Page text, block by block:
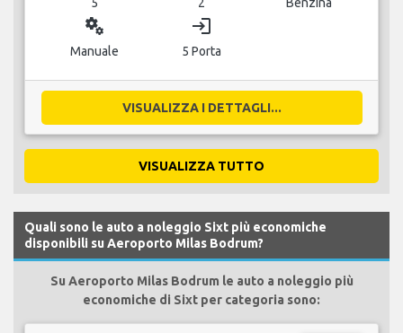
miscellaneous_services
Manuale
login
5 Porta
VISUALIZZA I DETTAGLI...
VISUALIZZA TUTTO
Quali sono le auto a noleggio Sixt più economiche
disponibili su Aeroporto Milas Bodrum?
Su Aeroporto Milas Bodrum le auto a noleggio più
economiche di Sixt per categoria sono: